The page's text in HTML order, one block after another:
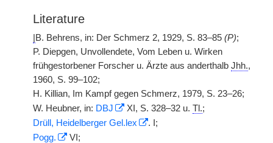
Literature
B. Behrens, in: Der Schmerz 2, 1929, S. 83–85 (P);
P. Diepgen, Unvollendete, Vom Leben u. Wirken
frühgestorbener Forscher u. Ärzte aus anderthalb Jhh.,
1960, S. 99–102;
H. Killian, Im Kampf gegen Schmerz, 1979, S. 23–26;
W. Heubner, in: DBJ XI, S. 328–32 u. Tl.;
Drüll, Heidelberger Gel.lex
. I;
Pogg.
VI;